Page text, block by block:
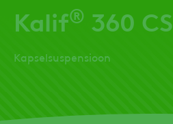
Kalif® 360 CS
Kapselsuspensioon